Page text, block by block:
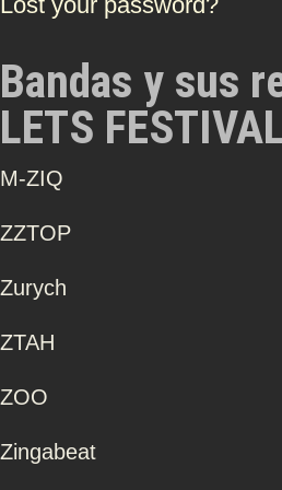
Bandas y sus
LETS
Μ-ZIQ
ZZTOP
Zurych
ZTAH
ZOO
Zingabeat